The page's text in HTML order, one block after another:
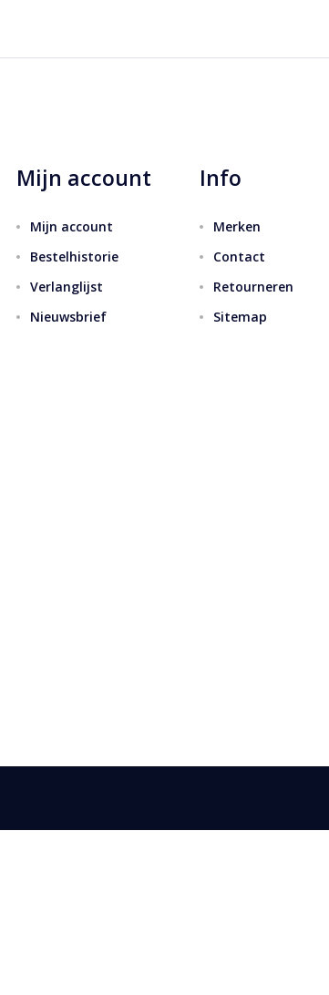
Mijn account
Mijn account
Bestelhistorie
Verlanglijst
Nieuwsbrief
Info
Merken
Contact
Retourneren
Sitemap